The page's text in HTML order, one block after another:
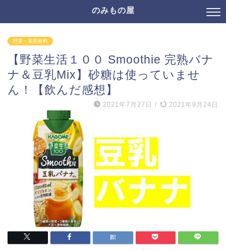
のみもの屋
野菜・果実飲料
【野菜生活１００ Smoothie 完熟バナ
ナ＆豆乳Mix】砂糖は使っていませ
ん！【飲んだ感想】
2021年7月27日 / 2021年9月24日